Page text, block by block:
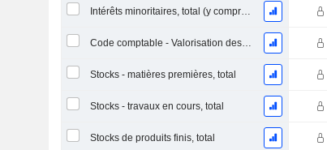
Intérêts minoritaires, total (y compris la division financière)
Code comptable - Valorisation des stocks
Stocks - matières premières, total
Stocks - travaux en cours, total
Stocks de produits finis, total